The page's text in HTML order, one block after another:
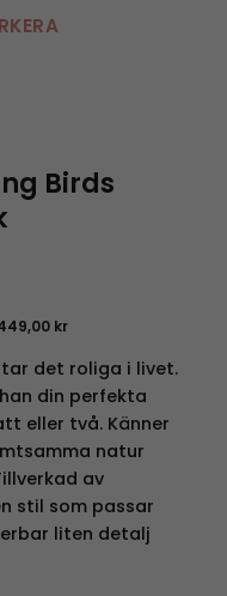
Birds
kr
det roliga i livet.
din perfekta
eller två. Känner
natur
av
stil som passar
liten detalj